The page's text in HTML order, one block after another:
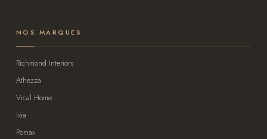
NOS MARQUES
Richmond Interiors
Athezza
Vical Home
Ixia
Pomax